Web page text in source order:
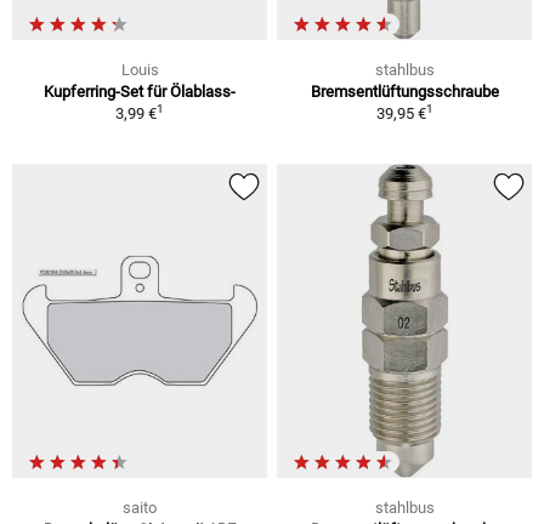
Louis
Kupferring-Set für Ölablass-
3,99 €1
stahlbus
Bremsentlüftungsschraube
39,95 €1
saito
stahlbus